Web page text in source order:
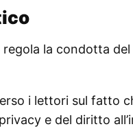
regola la condotta
i lettori sul fatto
e del diritto